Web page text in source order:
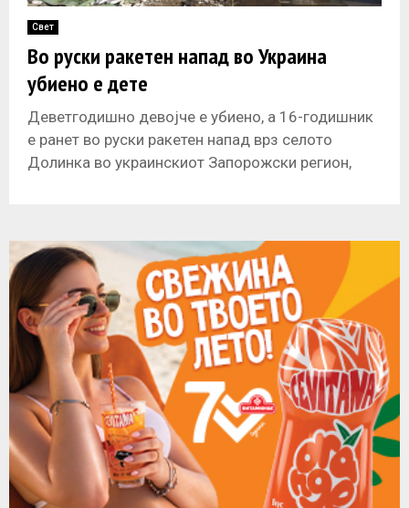
Свет
Во руски ракетен напад во Украина
убиено е дете
Деветгодишно девојче е убиено, а 16-годишник
е ранет во руски ракетен напад врз селото
Долинка во украинскиот Запорожски регион,